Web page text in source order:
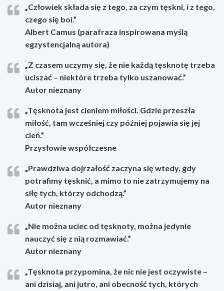
„Człowiek składa się z tego, za czym tęskni, i z tego,
czego się boi.”
Albert Camus (parafraza inspirowana myślą
egzystencjalną autora)
„Z czasem uczymy się, że nie każdą tęsknotę trzeba
uciszać – niektóre trzeba tylko uszanować.”
Autor nieznany
„Tęsknota jest cieniem miłości. Gdzie przeszła
miłość, tam wcześniej czy później pojawia się jej
cień.”
Przysłowie współczesne
„Prawdziwa dojrzałość zaczyna się wtedy, gdy
potrafimy tęsknić, a mimo to nie zatrzymujemy na
siłę tych, którzy odchodzą.”
Autor nieznany
„Nie można uciec od tęsknoty, można jedynie
nauczyć się z nią rozmawiać.”
Autor nieznany
„Tęsknota przypomina, że nic nie jest oczywiste –
ani dzisiaj, ani jutro, ani obecność tych, których